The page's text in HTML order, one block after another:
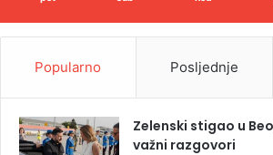
Popularno Posljednje
Zelenski stigao u
važni razgovori